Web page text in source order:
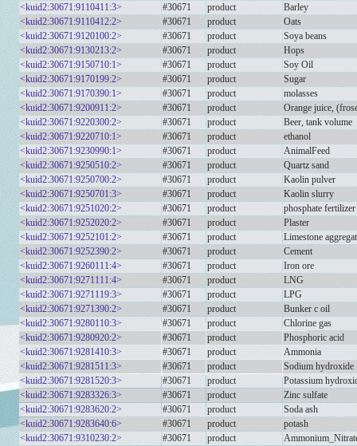
<kuid2:30671:9110411:3>
#30671 product
Barley
<kuid2:30671:9110412:2>
#30671 product
Oats
<kuid2:30671:9120100:2>
#30671 product
Soya beans
<kuid2:30671:9130213:2>
#30671 product
Hops
<kuid2:30671:9150710:1>
#30671 product
Soy Oil
<kuid2:30671:9170199:2>
#30671 product
Sugar
<kuid2:30671:9170390:1>
#30671 product
molasses
<kuid2:30671:9200911:2>
#30671 product
Orange juice,
<kuid2:30671:9220300:2>
#30671 product
Beer, tank volume
<kuid2:30671:9220710:1>
#30671 product
ethanol
<kuid2:30671:9230990:1>
#30671 product
AnimalFeed
<kuid2:30671:9250510:2>
#30671 product
Quartz sand
<kuid2:30671:9250700:2>
#30671 product
Kaolin pulver
<kuid2:30671:9250701:3>
#30671 product
Kaolin slurry
<kuid2:30671:9251020:2>
#30671 product
phosphate fertilizer
<kuid2:30671:9252020:2>
#30671 product
Plaster
<kuid2:30671:9252101:2>
#30671 product
Limestone
<kuid2:30671:9252390:2>
#30671 product
Cement
<kuid2:30671:9260111:4>
#30671 product
Iron ore
<kuid2:30671:9271111:4>
#30671 product
LNG
<kuid2:30671:9271119:3>
#30671 product
LPG
<kuid2:30671:9271390:2>
#30671 product
Bunker c oil
<kuid2:30671:9280110:3>
#30671 product
Chlorine gas
<kuid2:30671:9280920:2>
#30671 product
Phosphoric acid
<kuid2:30671:9281410:3>
#30671 product
Ammonia
<kuid2:30671:9281511:3>
#30671 product
Sodium hydroxide
<kuid2:30671:9281520:3>
#30671 product
Potassium
<kuid2:30671:9283326:3>
#30671 product
Zinc sulfate
<kuid2:30671:9283620:2>
#30671 product
Soda ash
<kuid2:30671:9283640:6>
#30671 product
potash
<kuid2:30671:9310230:2>
#30671 product